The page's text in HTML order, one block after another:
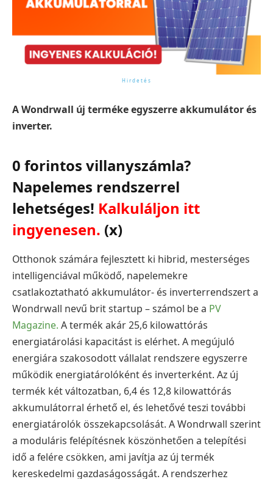
A Wondrwall új terméke egyszerre akkumulátor és
inverter.
0 forintos villanyszámla?
Napelemes rendszerrel
lehetséges! Kalkuláljon itt
ingyenesen. (x)
Otthonok számára fejlesztett ki hibrid, mesterséges
intelligenciával működő, napelemekre
csatlakoztatható akkumulátor- és inverterrendszert a
Wondrwall nevű brit startup – számol be a PV
Magazine. A termék akár 25,6 kilowattórás
energiatárolási kapacitást is elérhet. A megújuló
energiára szakosodott vállalat rendszere egyszerre
működik energiatárolóként és inverterként. Az új
termék két változatban, 6,4 és 12,8 kilowattórás
akkumulátorral érhető el, és lehetővé teszi további
energiatárolók összekapcsolását. A Wondrwall szerint
a moduláris felépítésnek köszönhetően a telepítési
idő a felére csökken, ami javítja az új termék
kereskedelmi gazdaságosságát. A rendszerhez